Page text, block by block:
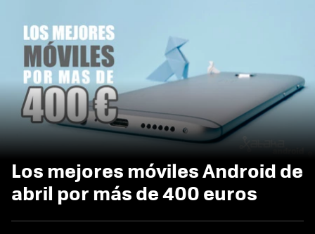
Los mejores móviles Android de
abril por más de 400 euros